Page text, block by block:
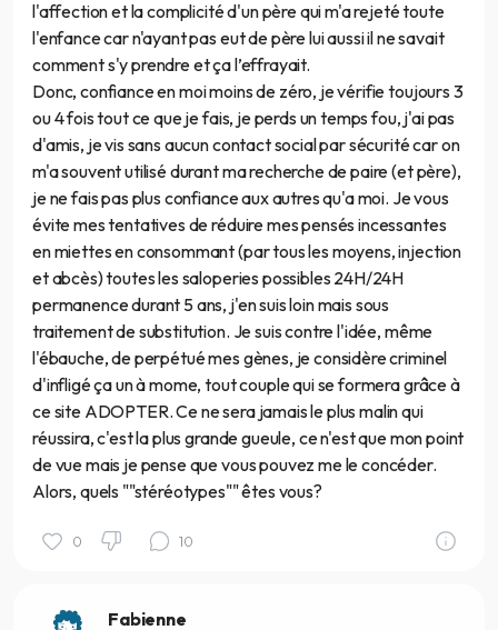
l'affection et la complicité d'un père qui m'a rejeté toute
l'enfance car n'ayant pas eut de père lui aussi il ne savait
comment s'y prendre et ça l’effrayait.
Donc, confiance en moi moins de zéro, je vérifie toujours 3
ou 4 fois tout ce que je fais, je perds un temps fou, j'ai pas
d'amis, je vis sans aucun contact social par sécurité car on
m'a souvent utilisé durant ma recherche de paire (et père),
je ne fais pas plus confiance aux autres qu'a moi. Je vous
évite mes tentatives de réduire mes pensés incessantes
en miettes en consommant (par tous les moyens, injection
et abcès) toutes les saloperies possibles 24H/24H
permanence durant 5 ans, j'en suis loin mais sous
traitement de substitution. Je suis contre l'idée, même
l'ébauche, de perpétué mes gènes, je considère criminel
d'infligé ça un à mome, tout couple qui se formera grâce à
ce site ADOPTER. Ce ne sera jamais le plus malin qui
réussira, c'est la plus grande gueule, ce n'est que mon point
de vue mais je pense que vous pouvez me le concéder.
Alors, quels ""stéréotypes"" êtes vous?
0 10
Fabienne